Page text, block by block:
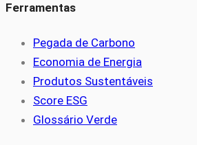
Ferramentas
Pegada de Carbono
Economia de Energia
Produtos Sustentáveis
Score ESG
Glossário Verde